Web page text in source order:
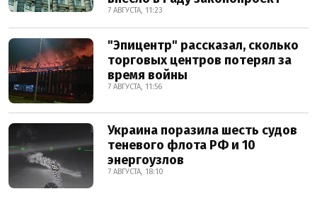
7 АВГУСТА, 11:23
"Эпицентр" рассказал, сколько
торговых центров потерял за
время войны
7 АВГУСТА, 11:56
Украина поразила шесть судов
теневого флота РФ и 10
энергоузлов
7 АВГУСТА, 18:10